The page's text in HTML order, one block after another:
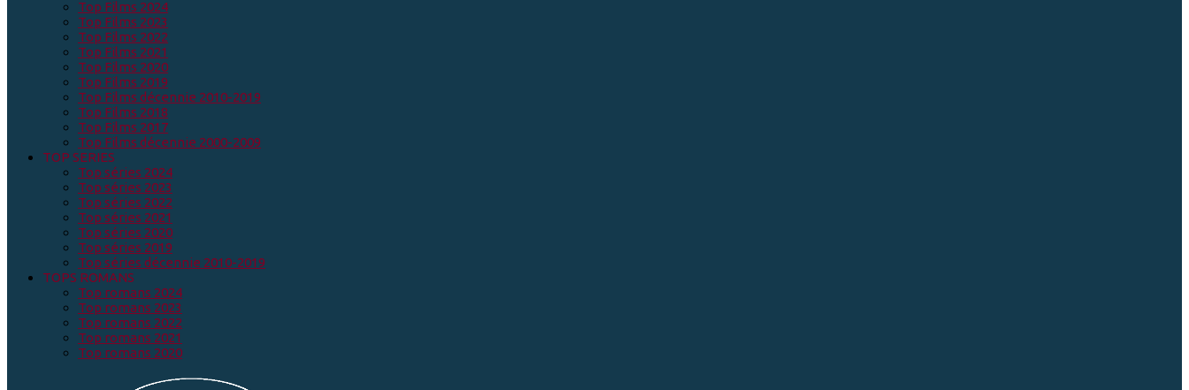
Top Films 2024
Top Films 2023
Top Films 2022
Top Films 2021
Top Films 2020
Top Films 2019
Top Films décennie 2010-2019
Top Films 2018
Top Films 2017
Top Films décennie 2000-2009
TOP SERIES
Top séries 2024
Top séries 2023
Top séries 2022
Top séries 2021
Top séries 2020
Top séries 2019
Top séries décennie 2010-2019
TOPS ROMANS
Top romans 2024
Top romans 2023
Top romans 2022
Top romans 2021
Top romans 2020